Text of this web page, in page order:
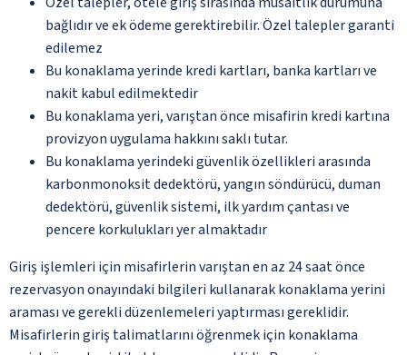
bağlıdır ve ek ödeme gerektirebilir. Özel talepler garanti
edilemez
Bu konaklama yerinde kredi kartları, banka kartları ve
nakit kabul edilmektedir
Bu konaklama yeri, varıştan önce misafirin kredi kartına
provizyon uygulama hakkını saklı tutar.
Bu konaklama yerindeki güvenlik özellikleri arasında
karbonmonoksit dedektörü, yangın söndürücü, duman
dedektörü, güvenlik sistemi, ilk yardım çantası ve
pencere korkulukları yer almaktadır
Giriş işlemleri için misafirlerin varıştan en az 24 saat önce
rezervasyon onayındaki bilgileri kullanarak konaklama yerini
araması ve gerekli düzenlemeleri yaptırması gereklidir.
Misafirlerin giriş talimatlarını öğrenmek için konaklama